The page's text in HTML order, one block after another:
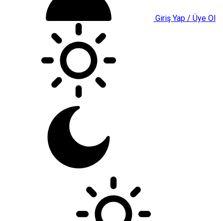
Giriş Yap / Üye Ol